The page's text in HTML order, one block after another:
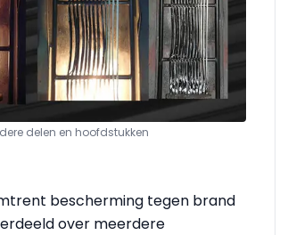
delen en hoofdstukken
bescherming tegen brand
over meerdere